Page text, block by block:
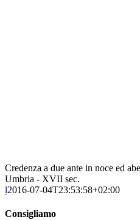
Credenza a due ante in noce ed
Umbria - XVII sec.
l2016-07-04T23:53:58+02:00
Consigliamo